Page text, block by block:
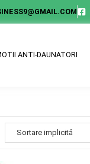
ANTI-DAUNATORI